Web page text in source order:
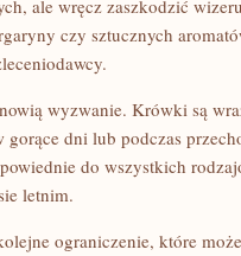
ale wręcz zaszkodzić
czy sztucznych
wyzwanie. Krówki są
gorące dni lub podczas
do wszystkich
letnim.
ograniczenie, które